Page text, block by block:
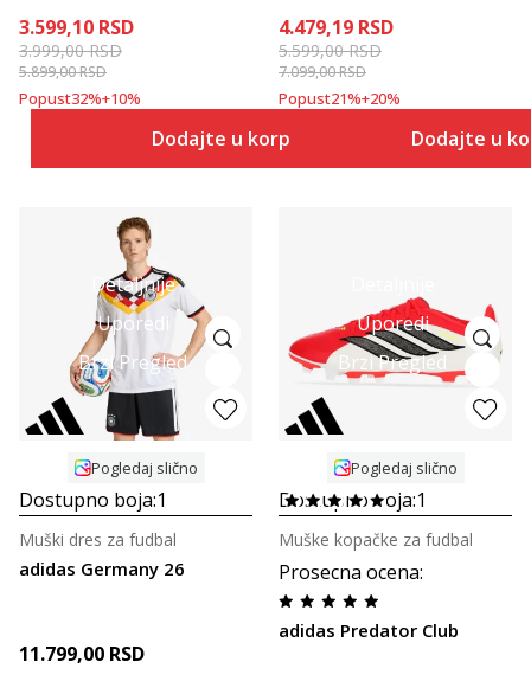
3.599,10 RSD
3.999,00RSD
5.899,00RSD
Popust32%+10%
Dodajte u korpu
4.479,19 RSD
5.599,00RSD
7.099,00RSD
Popust21%+20%
Dodajte u
Detaljnije
Uporedi
Brzi Pregled
Pogledaj slično
Dostupno boja:1
adidas Germany 26
Muški dres za fudbal
11.799,00 RSD
Uporedi
Brzi Pregled
Pogledaj slično
Dostupno boja:1
Prosecna ocena:
adidas Predator Club
Muške kopačke za fudbal